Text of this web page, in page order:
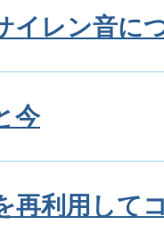
イレン音に
今
再利用して